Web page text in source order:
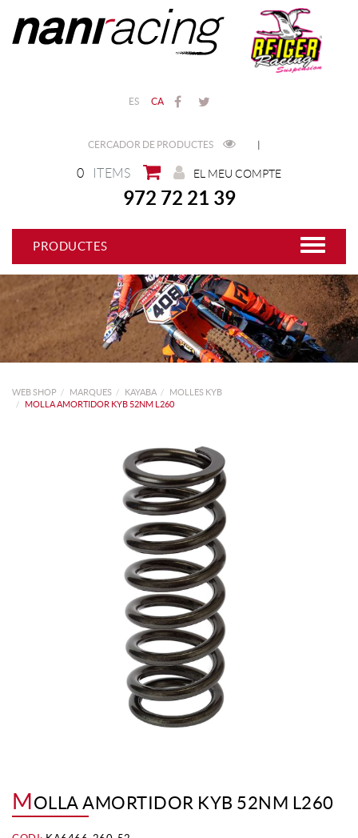
ES CA
CERCADOR DE PRODUCTES |
0 ITEMS EL MEU COMPTE
972 72 21 39
PRODUCTES
WEB SHOP MARQUES KAYABA
MOLLES KYB
MOLLA AMORTIDOR KYB 52NM L260
MOLLA AMORTIDOR KYB 52NM L260